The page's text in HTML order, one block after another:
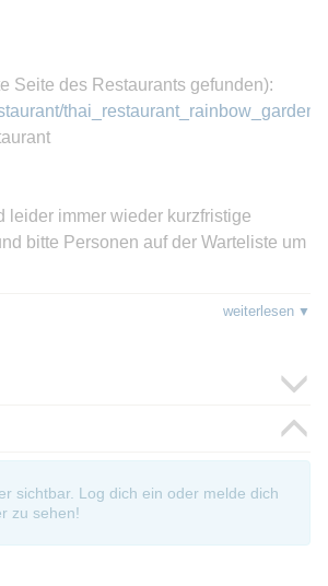
Seite des Restaurants gefunden):
thai_restaurant_rainbow_garden/
leider immer wieder kurzfristige
bitte Personen auf der Warteliste um
?
weiterlesen
sichtbar. Log dich ein oder melde dich
zu sehen!